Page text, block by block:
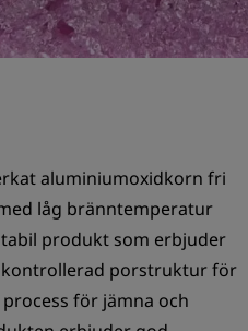
aluminiumoxidkorn fri
låg bränntemperatur
produkt som erbjuder
kontrollerad porstruktur för
för jämna och